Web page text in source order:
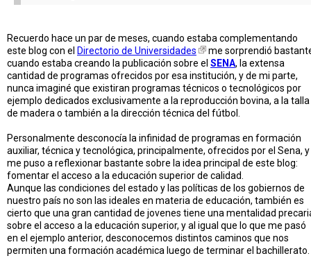
Recuerdo hace un par de meses, cuando estaba complementando
este blog con el Directorio de Universidades
me sorprendió
cuando estaba creando la publicación sobre el SENA, la extensa
cantidad de programas ofrecidos por esa institución, y de mi parte,
nunca imaginé que existiran programas técnicos o tecnológicos por
ejemplo dedicados exclusivamente a la reproducción bovina, a la talla
de madera o también a la dirección técnica del fútbol.
Personalmente desconocía la infinidad de programas en formación
auxiliar, técnica y tecnológica, principalmente, ofrecidos por el Sena, y
me puso a reflexionar bastante sobre la idea principal de este blog:
fomentar el acceso a la educación superior de calidad.
Aunque las condiciones del estado y las políticas de los gobiernos de
nuestro país no son las ideales en materia de educación, también es
cierto que una gran cantidad de jovenes tiene una mentalidad
sobre el acceso a la educación superior, y al igual que lo que me pasó
en el ejemplo anterior, desconocemos distintos caminos que nos
permiten una formación académica luego de terminar el bachillerato.